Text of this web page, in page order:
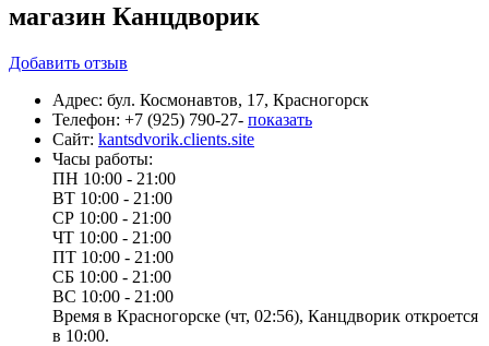
магазин Канцдворик
Добавить отзыв
Адрес: бул. Космонавтов, 17, Красногорск
Телефон: +7 (925) 790-27- показать
Сайт: kantsdvorik.clients.site
Часы работы:
ПН 10:00 - 21:00
ВТ 10:00 - 21:00
СР 10:00 - 21:00
ЧТ 10:00 - 21:00
ПТ 10:00 - 21:00
СБ 10:00 - 21:00
ВС 10:00 - 21:00
Время в Красногорске (чт, 02:56), Канцдворик откроется
в 10:00.